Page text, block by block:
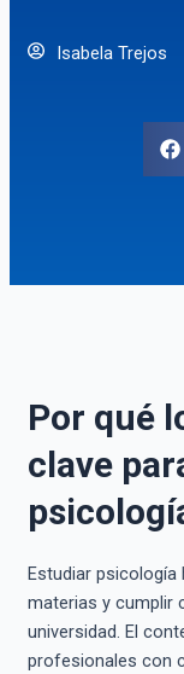
Isabela Trejos
Por qué
clave
Estudiar
materias y cumplir
universidad. El
profesionales con